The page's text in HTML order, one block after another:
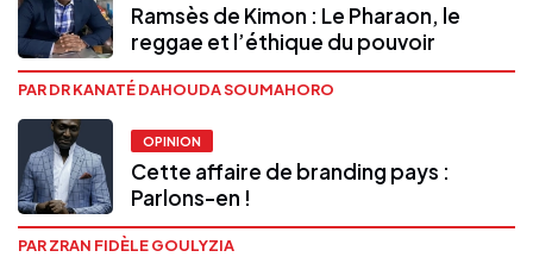
Ramsès de Kimon : Le Pharaon, le
reggae et l’éthique du pouvoir
PAR DR KANATÉ DAHOUDA SOUMAHORO
OPINION
Cette affaire de branding pays :
Parlons-en !
PAR ZRAN FIDÈLE GOULYZIA